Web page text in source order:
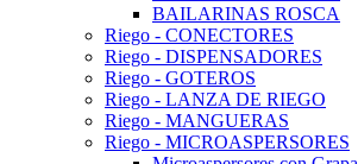
BAILARINAS ROSCA
Riego - CONECTORES
Riego - DISPENSADORES
Riego - GOTEROS
Riego - LANZA DE RIEGO
Riego - MANGUERAS
Riego - MICROASPERSORES